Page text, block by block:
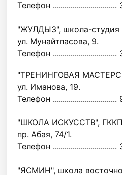
Телефон ................................
"ЖУЛДЫЗ", школа-студия
ул. Мунайтпасова, 9.
Телефон
"ТРЕНИНГОВАЯ
ул. Иманова, 19.
Телефон
"ШКОЛА ИСКУССТВ", ГККП
пр. Абая, 74/1.
Телефон
"ЯСМИН", школа